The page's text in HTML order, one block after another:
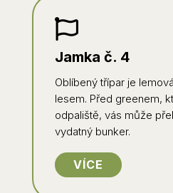

Jamka č. 4
Oblíbený třípar je
lesem. Před greenem,
odpaliště, vás může
vydatný bunker.
VÍCE